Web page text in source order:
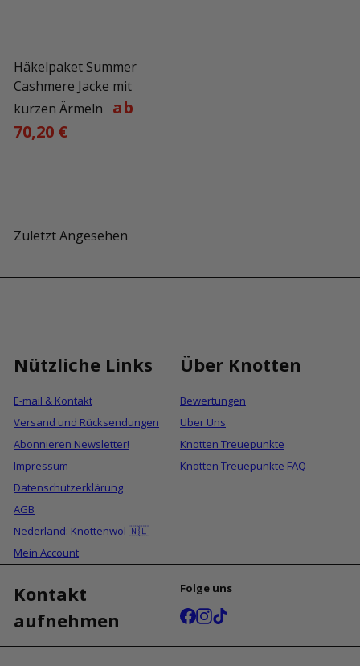
Häkelpaket Summer
Cashmere Jacke mit
kurzen Ärmeln
ab
70,20 €
Zuletzt Angesehen
Nützliche Links
E-mail & Kontakt
Versand und Rücksendungen
Abonnieren Newsletter!
Impressum
Datenschutzerklärung
AGB
Nederland: Knottenwol 🇳🇱
Mein Account
Über Knotten
Bewertungen
Über Uns
Knotten Treuepunkte
Knotten Treuepunkte FAQ
Kontakt
aufnehmen
Folge uns
Facebook
Instagram